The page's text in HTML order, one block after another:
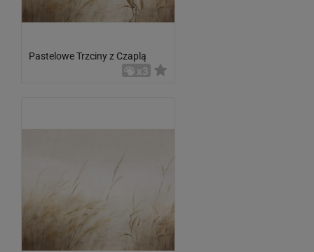
Pastelowe Trzciny z Czaplą
x3